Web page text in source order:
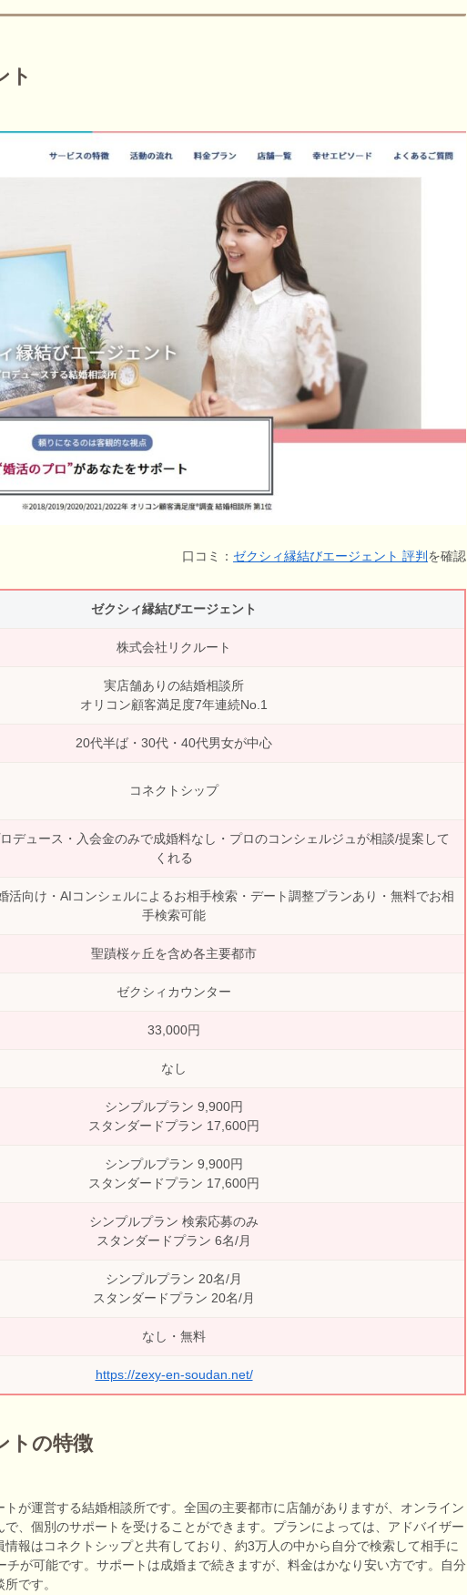
ト
口コミ： ゼクシィ縁結びエージェント 評判 を確認
ゼクシィ縁結びエージェント
株式会社リクルート
実店舗ありの結婚相談所
オリコン顧客満足度7年連続No.1
20代半ば・30代・40代男女が中心
コネクトシップ
デュース・入会金のみで成婚料なし・プロのコンシェルジュが相談/提案して
くれる
活向け・AIコンシェルによるお相手検索・デート調整プランあり・無料でお相
手検索可能
聖蹟桜ヶ丘を含め各主要都市
ゼクシィカウンター
33,000円
なし
シンプルプラン 9,900円
スタンダードプラン 17,600円
シンプルプラン 9,900円
スタンダードプラン 17,600円
シンプルプラン 検索応募のみ
スタンダードプラン 6名/月
シンプルプラン 20名/月
スタンダードプラン 20名/月
なし・無料
https://zexy-en-soudan.net/
トの特徴
トが運営する結婚相談所です。全国の主要都市に店舗がありますが、オンライン
、個別のサポートを受けることができます。プランによっては、アドバイザー
報はコネクトシップと共有しており、約3万人の中から自分で検索して相手に
が可能です。サポートは成婚まで続きますが、料金はかなり安い方です。自分
です。